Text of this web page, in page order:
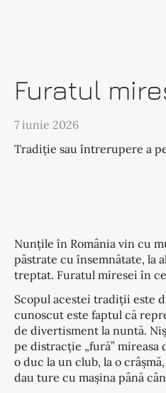
Furatul
7 iunie 2026
Tradiție sau întrerupere a
Nunțile în România vin cu
păstrate cu însemnătate, la
treptat. Furatul miresei în
Scopul acestei tradiții este
cunoscut este faptul că
de divertisment la nuntă.
pe distracție „fură”
o duc la un club, la o
dau ture cu mașina până